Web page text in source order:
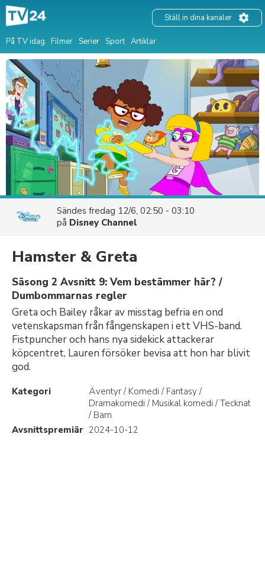
På TV idag Filmer Serier Sport Artiklar
Ställ in dina kanaler
Sändes fredag 12/6, 02:50 - 03:10
på Disney Channel
Hamster & Greta
Säsong 2 Avsnitt 9: Vem bestämmer här? /
Dumbommarnas regler
Greta och Bailey råkar av misstag befria en ond
vetenskapsman från fångenskapen i ett VHS-band.
Fistpuncher och hans nya sidekick attackerar
köpcentret, Lauren försöker bevisa att hon har blivit
god.
Kategori
Äventyr / Komedi / Fantasy /
Dramakomedi / Musikal komedi / Tecknat
/ Barn
Avsnittspremiär 2024-10-12